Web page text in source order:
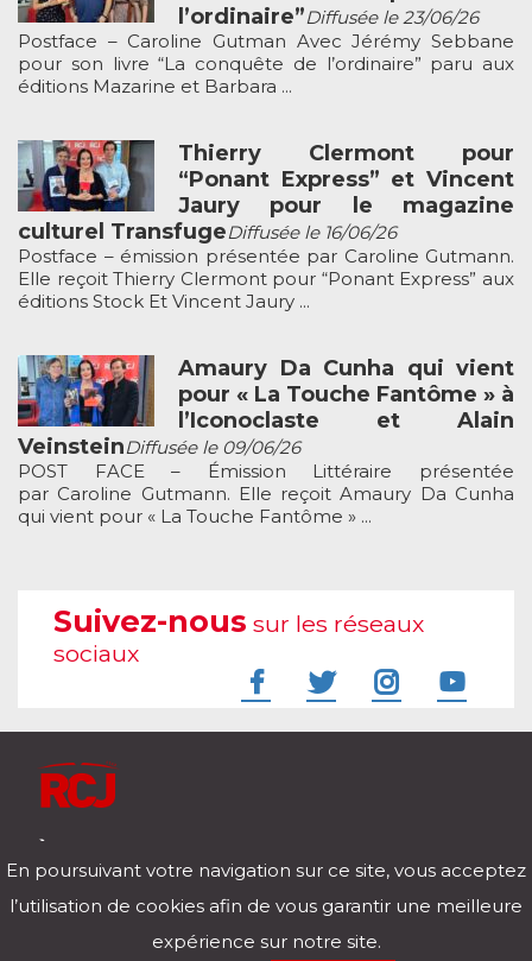
l’ordinaire”Diffusée le 23/06/26
Postface – Caroline Gutman Avec Jérémy Sebbane
pour son livre “La conquête de l’ordinaire” paru aux
éditions Mazarine et Barbara ...
Thierry Clermont pour
“Ponant Express” et Vincent
Jaury pour le magazine
culturel TransfugeDiffusée le 16/06/26
Postface – émission présentée par Caroline Gutmann.
Elle reçoit Thierry Clermont pour “Ponant Express” aux
éditions Stock Et Vincent Jaury ...
Amaury Da Cunha qui vient
pour « La Touche Fantôme » à
l’Iconoclaste et Alain
VeinsteinDiffusée le 09/06/26
POST FACE – Émission Littéraire présentée
par Caroline Gutmann. Elle reçoit Amaury Da Cunha
qui vient pour « La Touche Fantôme » ...
Suivez-nous sur les réseaux
sociaux
Télécharger notre application pour iOs et Android
En poursuivant votre navigation sur ce site, vous acceptez
l’utilisation de cookies afin de vous garantir une meilleure
expérience sur notre site.